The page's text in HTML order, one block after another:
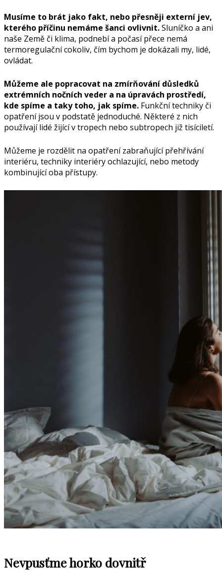
Musíme to brát jako fakt, nebo přesněji externí jev,
kterého příčinu nemáme šanci ovlivnit.Sluníčko a ani
naše Země či klima, podnebí a počasí přece nemá
termoregulační cokoliv, čím bychom je dokázali my, lidé,
ovládat.
Můžeme ale popracovat na zmírňování důsledků
extrémních nočních veder a na úpravách prostředí,
kde spíme a taky toho, jak spíme. Funkční techniky či
opatření jsou v podstatě jednoduché. Některé z nich
používají lidé žijící v tropech nebo subtropech již tisíciletí.
Můžeme je rozdělit na opatření zabraňující přehřívání
interiéru, techniky interiéry ochlazující, nebo metody
kombinující oba přístupy.
Nevpusťme horko dovnitř